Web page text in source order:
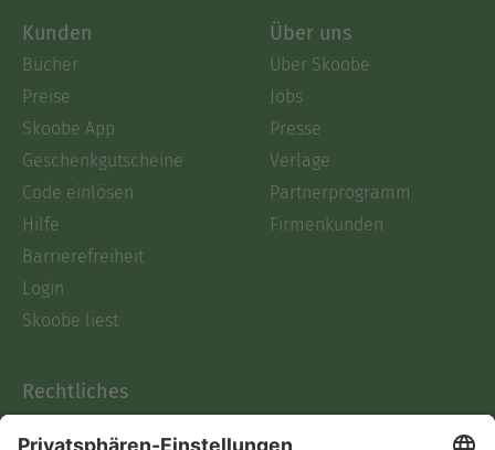
Kunden
Bücher
Preise
Skoobe App
Geschenkgutscheine
Code einlösen
Hilfe
Barrierefreiheit
Login
Skoobe liest
Über uns
Über Skoobe
Jobs
Presse
Verlage
Partnerprogramm
Firmenkunden
Rechtliches